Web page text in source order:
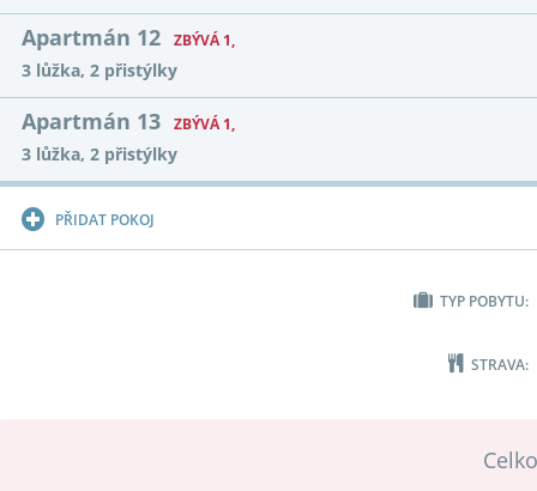
Apartmán 12 ZBÝVÁ 1,
3 lůžka, 2 přistýlky
Apartmán 13 ZBÝVÁ 1,
3 lůžka, 2 přistýlky
PŘIDAT POKOJ
TYP POBYTU:
STRAVA: